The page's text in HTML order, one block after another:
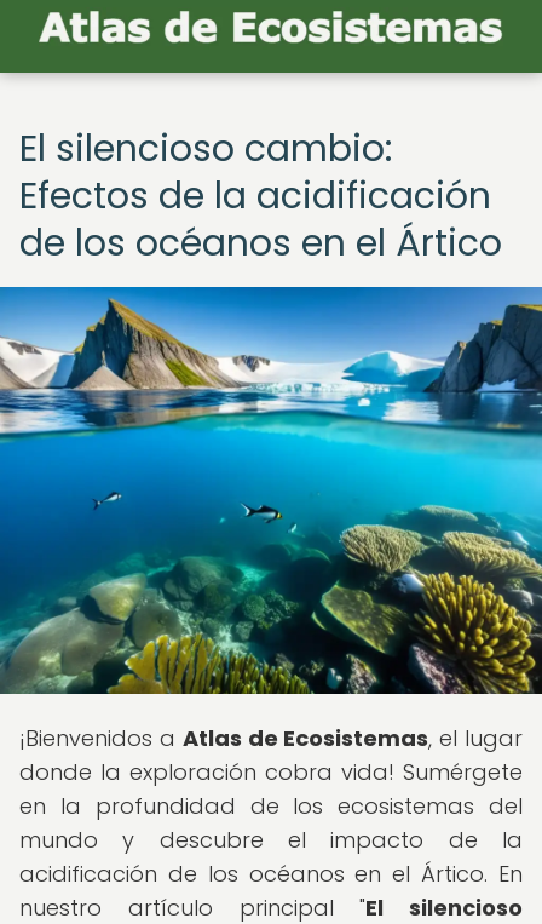
El silencioso cambio:
Efectos de la acidificación
de los océanos en el Ártico
¡Bienvenidos a Atlas de Ecosistemas, el lugar
donde la exploración cobra vida! Sumérgete
en la profundidad de los ecosistemas del
mundo y descubre el impacto de la
acidificación de los océanos en el Ártico. En
nuestro artículo principal "El silencioso